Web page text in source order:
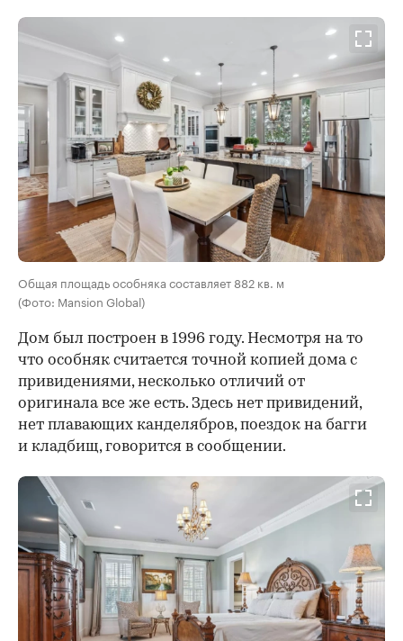
Общая площадь особняка составляет 882 кв. м
(Фото: Mansion Global)
Дом был построен в 1996 году. Несмотря на то
что особняк считается точной копией дома с
привидениями, несколько отличий от
оригинала все же есть. Здесь нет привидений,
нет плавающих канделябров, поездок на багги
и кладбищ, говорится в сообщении.